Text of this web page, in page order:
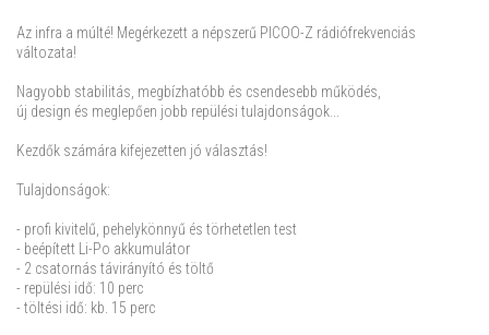
Az infra a múlté! Megérkezett a népszerű PICOO-Z rádiófrekvenciás
változata!
Nagyobb stabilitás, megbízhatóbb és csendesebb működés,
új design és meglepően jobb repülési tulajdonságok...
Kezdők számára kifejezetten jó választás!
Tulajdonságok:
- profi kivitelű, pehelykönnyű és törhetetlen test
- beépített Li-Po akkumulátor
- 2 csatornás távirányító és töltő
- repülési idő: 10 perc
- töltési idő: kb. 15 perc